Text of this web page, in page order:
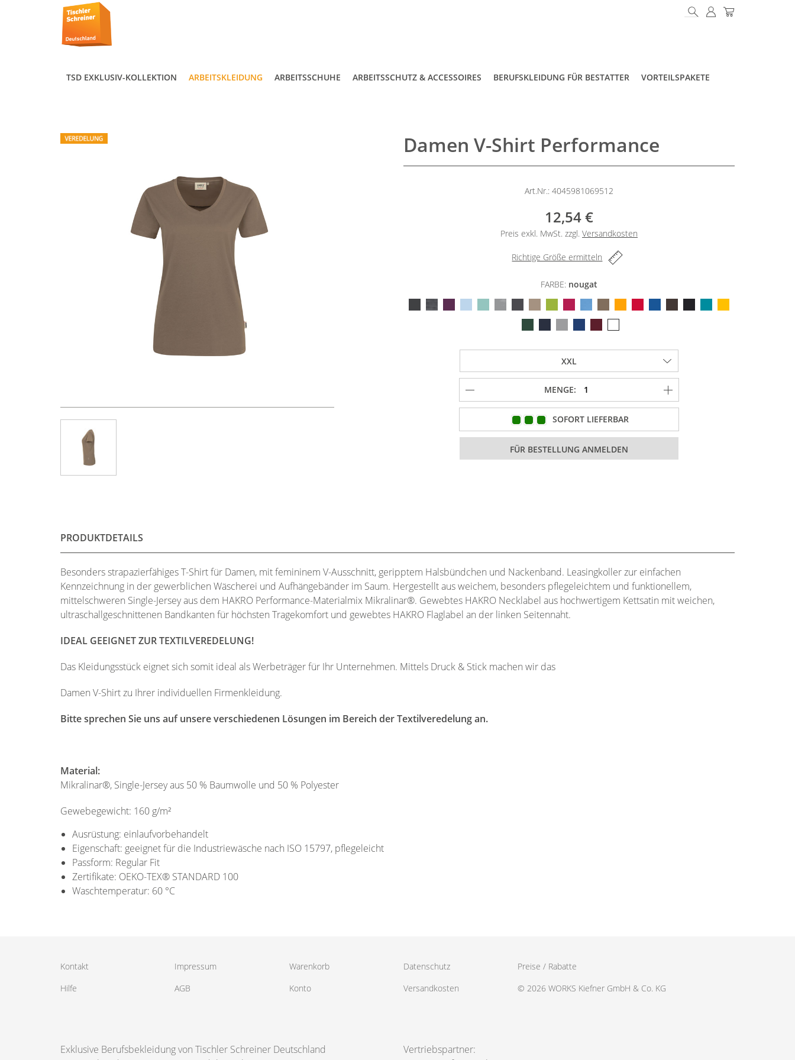
TSD EXKLUSIV-KOLLEKTION ARBEITSKLEIDUNG ARBEITSSCHUHE ARBEITSSCHUTZ & ACCESSOIRES BERUFSKLEIDUNG FÜR BESTATTER VORTEILSPAKETE
Damen V-Shirt Performance
Art.Nr.: 4045981069512
12,54 €
Preis exkl. MwSt. zzgl. Versandkosten
Richtige Größe ermitteln
FARBE: nougat
MENGE:
SOFORT LIEFERBAR
PRODUKTDETAILS
Besonders strapazierfähiges T-Shirt für Damen, mit femininem V-Ausschnitt, geripptem Halsbündchen und Nackenband. Leasingkoller zur einfachen
Kennzeichnung in der gewerblichen Wäscherei und Aufhängebänder im Saum. Hergestellt aus weichem, besonders pflegeleichtem und funktionellem,
mittelschweren Single-Jersey aus dem HAKRO Performance-Materialmix Mikralinar®. Gewebtes HAKRO Necklabel aus hochwertigem Kettsatin mit weichen,
ultraschallgeschnittenen Bandkanten für höchsten Tragekomfort und gewebtes HAKRO Flaglabel an der linken Seitennaht.
IDEAL GEEIGNET ZUR TEXTILVEREDELUNG!
Das Kleidungsstück eignet sich somit ideal als Werbeträger für Ihr Unternehmen. Mittels Druck & Stick machen wir das
Damen V-Shirt zu Ihrer individuellen Firmenkleidung.
Bitte sprechen Sie uns auf unsere verschiedenen Lösungen im Bereich der Textilveredelung an.
Material:
Mikralinar®, Single-Jersey aus 50 % Baumwolle und 50 % Polyester
Gewebegewicht: 160 g/m²
Ausrüstung: einlaufvorbehandelt
Eigenschaft: geeignet für die Industriewäsche nach ISO 15797, pflegeleicht
Passform: Regular Fit
Zertifikate: OEKO-TEX® STANDARD 100
Waschtemperatur: 60 °C
Kontakt
Hilfe
Impressum
AGB
Warenkorb
Konto
Datenschutz
Versandkosten
Preise / Rabatte
© 2026 WORKS Kiefner GmbH & Co. KG
Exklusive Berufsbekleidung von Tischler Schreiner Deutschland
Vertriebspartner: